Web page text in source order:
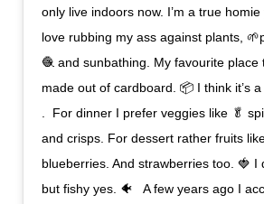
only live indoors now. I’m a true homie
love rubbing my ass against plants,
🧶 and sunbathing. My favourite place
made out of cardboard. 📦 I think it’s
.⁣ ⁣ For dinner I prefer veggies like 🥬
and crisps. For dessert rather fruits
blueberries. And strawberries too. 🍓 I
but fishy yes. 🐠 ⁣ ⁣ A few years ago I